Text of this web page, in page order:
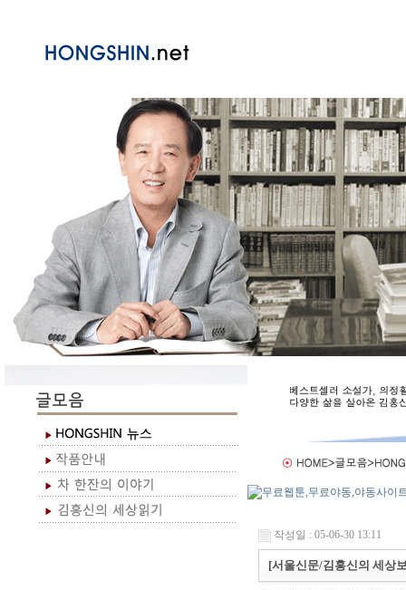
작성일 : 05-06-30 13:11
[서울신문/김홍신의 세상